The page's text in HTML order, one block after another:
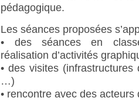
pédagogique.
Les séances proposées
• des séances en
réalisation d’activités
• des visites
…)
• rencontre avec des acteurs